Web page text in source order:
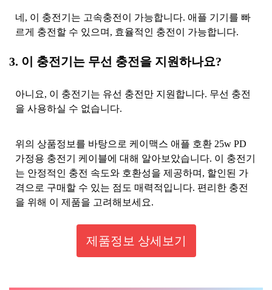
네, 이 충전기는 고속충전이 가능합니다. 애플 기기를 빠
르게 충전할 수 있으며, 효율적인 충전이 가능합니다.
3. 이 충전기는 무선 충전을 지원하나요?
아니요, 이 충전기는 유선 충전만 지원합니다. 무선 충전
을 사용하실 수 없습니다.
위의 상품정보를 바탕으로 케이맥스 애플 호환 25w PD
가정용 충전기 케이블에 대해 알아보았습니다. 이 충전기
는 안정적인 충전 속도와 호환성을 제공하며, 할인된 가
격으로 구매할 수 있는 점도 매력적입니다. 편리한 충전
을 위해 이 제품을 고려해보세요.
제품정보 상세보기